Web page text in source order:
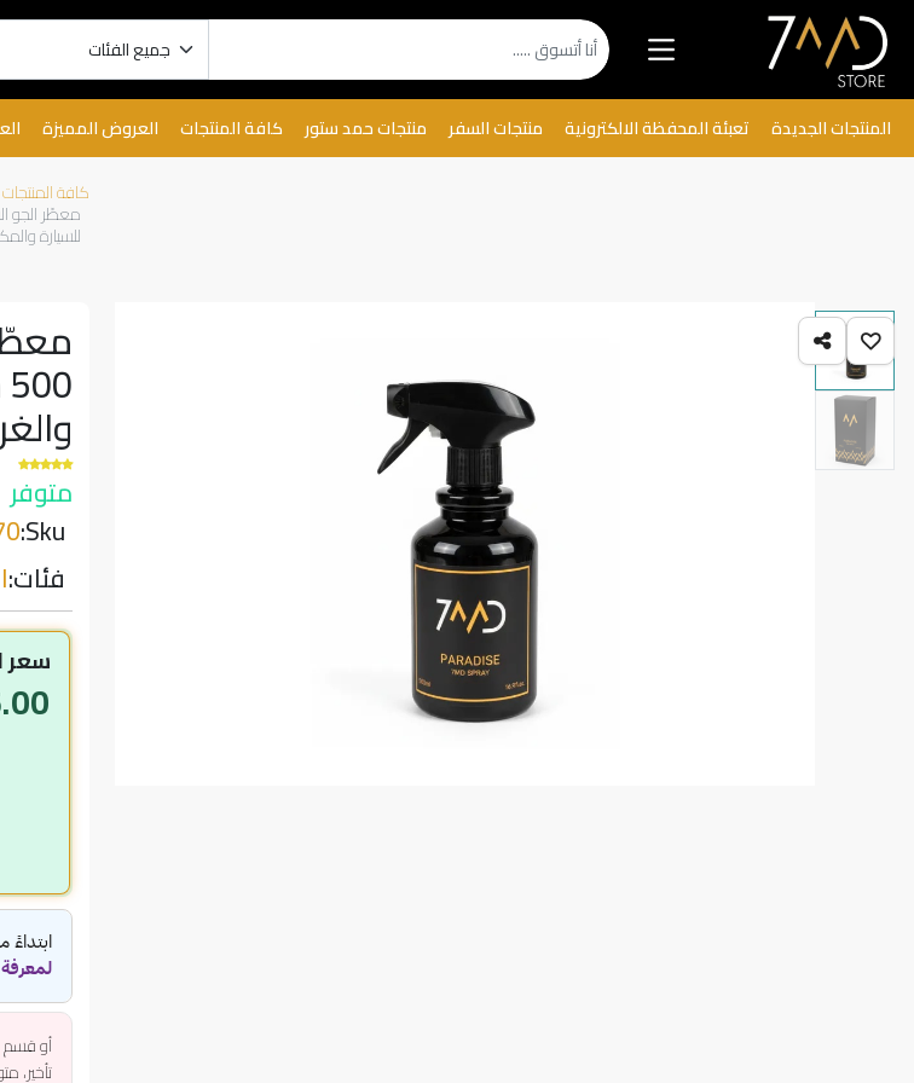
المنتجات الجديدة تعبئة المحفظة الالكترونية منتجات السفر منتجات حمد ستور كافة المنتجات العروض المميزة
كافة المنتجات
للسيارة
متوفر
Sku:
فئات:
سعر
أو قسم
تأخير،